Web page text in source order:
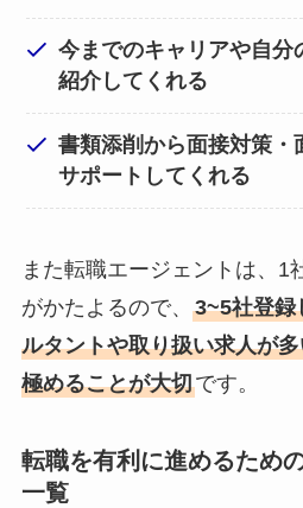
今までのキャリアや自分
紹介してくれる
書類添削から面接対策・
サポートしてくれる
また転職エージェントは、1
がかたよるので、 3~5社登録
ルタントや取り扱い求人が
極めることが大切です。
転職を有利に進めるため
一覧